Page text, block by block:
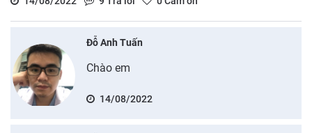
Đỗ Anh Tuấn
Chào em
14/08/2022